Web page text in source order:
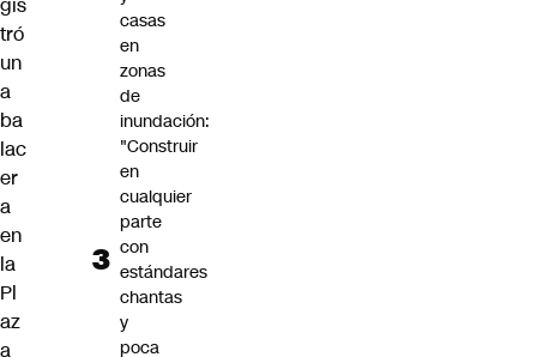
tró
un
a
ba
lac
er
a
en
la
Pl
az
a
casas
en
zonas
de
inundación:
"Construir
en
cualquier
parte
con
estándares
chantas
y
poca